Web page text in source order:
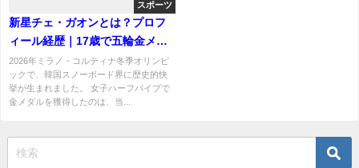
スポーツ
新星チェ・ガオンとは？プロフ
ィール経歴｜17歳で五輪金メダ
ル！韓国スノーボード選手
2026年ミラノ・コルティナ冬季オリンピ
ックで、韓国スノーボード界に歴史的快
挙が生まれました。 女子ハーフパイプで
金メダルを獲得したのは、当...